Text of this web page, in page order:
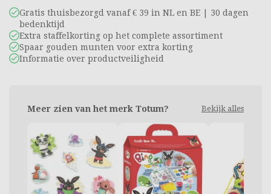
Gratis thuisbezorgd vanaf € 39 in NL en BE | 30 dagen
bedenktijd
Extra staffelkorting op het complete assortiment
Spaar gouden munten voor extra korting
Informatie over productveiligheid
Meer zien van het merk Totum? Bekijk alles